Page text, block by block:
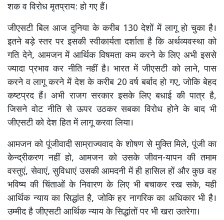
शक व विरोध मृतप्राय: हो गए हैं।
जीएसटी बिल आज दुनिया के करीब 130 देशों में लागू हो चुका है।
इतने बड़े स्तर पर इसकी स्वीकार्यता दर्शाता है कि अर्थव्यवस्था को
गति देने, आमजन में आर्थिक विषमता कम करने के लिए अभी इससे
ज्यादा प्रभाव कर नीति नहीं है। भारत में जीएसटी को लाने, पास
करने व लागू करने में देश के करीब 20 वर्ष बर्बाद हो गए, जोकि बेहद
कष्टप्रद हैं। अभी राजग सरकार इसके लिए बधाई की पात्र है,
जिसने वोट नीति से ऊपर उठकर सबका विरोध होने के बाद भी
जीएसटी को देश हित में लागू करवा लिया।
आमजन को पूंजीवादी साम्राज्यवाद के शोषण से मुक्ति मिले, पूंजी का
केन्द्रीकरण नहीं हो, आमजन को उसके जीवन-यापन की तमाम
वस्तुएं, सेवाएं, सुविधाएं उसकी आमदनी में ही हासिल हों और कुछ वह
भविष्य की चिंताओं के निवारण के लिए भी बचाकर रख सके, यही
आर्थिक न्याय का सिद्धांत है, जोकि हर नागरिक का अधिकार भी है।
उम्मीद है जीएसटी आर्थिक न्याय के सिद्धांतों पर भी खरा उतरेगा।